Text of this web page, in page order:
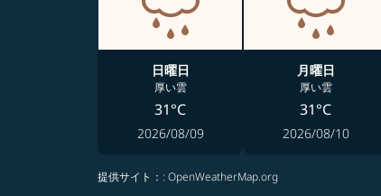
日曜日
厚い雲
31°C
2026/08/09
月曜日
厚い雲
31°C
2026/08/10
提供サイト： : OpenWeatherMap.org